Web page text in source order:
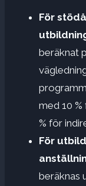
För
beräknat
med 10
% för
För
beräknas